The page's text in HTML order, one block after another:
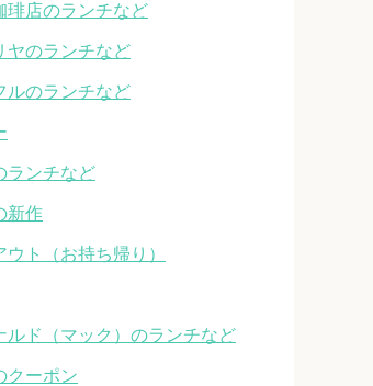
琲店のランチなど
ヤのランチなど
ルのランチなど
ランチなど
新作
ウト（お持ち帰り）
ルド（マック）のランチなど
クーポン